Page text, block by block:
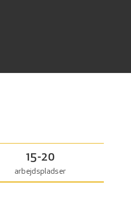
15-20
arbejdspladser